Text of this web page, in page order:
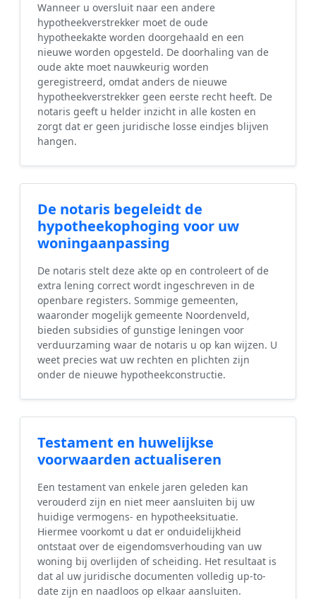
Wanneer u oversluit naar een andere
hypotheekverstrekker moet de oude
hypotheekakte worden doorgehaald en een
nieuwe worden opgesteld. De doorhaling van de
oude akte moet nauwkeurig worden
geregistreerd, omdat anders de nieuwe
hypotheekverstrekker geen eerste recht heeft. De
notaris geeft u helder inzicht in alle kosten en
zorgt dat er geen juridische losse eindjes blijven
hangen.
De notaris begeleidt de
hypotheekophoging voor uw
woningaanpassing
De notaris stelt deze akte op en controleert of de
extra lening correct wordt ingeschreven in de
openbare registers. Sommige gemeenten,
waaronder mogelijk gemeente Noordenveld,
bieden subsidies of gunstige leningen voor
verduurzaming waar de notaris u op kan wijzen. U
weet precies wat uw rechten en plichten zijn
onder de nieuwe hypotheekconstructie.
Testament en huwelijkse
voorwaarden actualiseren
Een testament van enkele jaren geleden kan
verouderd zijn en niet meer aansluiten bij uw
huidige vermogens- en hypotheeksituatie.
Hiermee voorkomt u dat er onduidelijkheid
ontstaat over de eigendomsverhouding van uw
woning bij overlijden of scheiding. Het resultaat is
dat al uw juridische documenten volledig up-to-
date zijn en naadloos op elkaar aansluiten.